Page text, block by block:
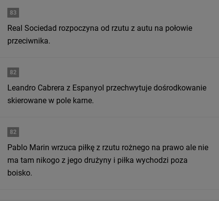
83
Real Sociedad rozpoczyna od rzutu z autu na połowie
przeciwnika.
82
Leandro Cabrera z Espanyol przechwytuje dośrodkowanie
skierowane w pole karne.
82
Pablo Marin wrzuca piłkę z rzutu rożnego na prawo ale nie
ma tam nikogo z jego drużyny i piłka wychodzi poza
boisko.